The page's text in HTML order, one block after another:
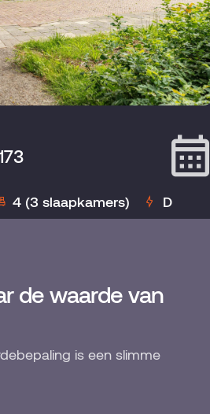
4 (3 slaapkamers) D
de waarde van
is een slimme